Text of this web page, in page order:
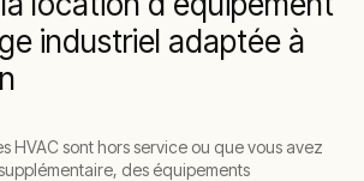
industriel adaptée à
HVAC sont hors service ou que vous avez
des équipements